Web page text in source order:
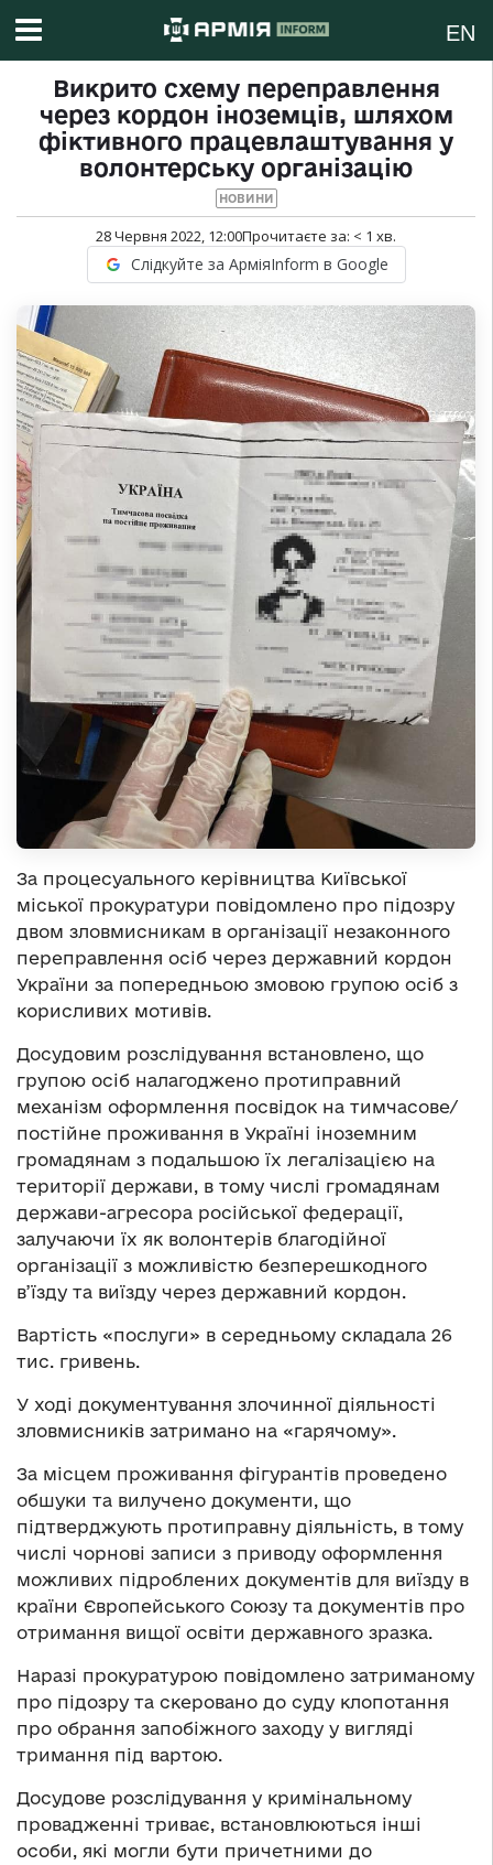
EN
Викрито схему переправлення
через кордон іноземців, шляхом
фіктивного працевлаштування у
волонтерську організацію
НОВИНИ
28 Червня 2022, 12:00Прочитаєте за: < 1 хв.
Слідкуйте за АрміяInform в Google
За процесуального керівництва Київської
міської прокуратури повідомлено про підозру
двом зловмисникам в організації незаконного
переправлення осіб через державний кордон
України за попередньою змовою групою осіб з
корисливих мотивів.
Досудовим розслідування встановлено, що
групою осіб налагоджено протиправний
механізм оформлення посвідок на тимчасове/
постійне проживання в Україні іноземним
громадянам з подальшою їх легалізацією на
території держави, в тому числі громадянам
держави-агресора російської федерації,
залучаючи їх як волонтерів благодійної
організації з можливістю безперешкодного
в’їзду та виїзду через державний кордон.
Вартість «послуги» в середньому складала 26
тис. гривень.
У ході документування злочинної діяльності
зловмисників затримано на «гарячому».
За місцем проживання фігурантів проведено
обшуки та вилучено документи, що
підтверджують протиправну діяльність, в тому
числі чорнові записи з приводу оформлення
можливих підроблених документів для виїзду в
країни Європейського Союзу та документів про
отримання вищої освіти державного зразка.
Наразі прокуратурою повідомлено затриманому
про підозру та скеровано до суду клопотання
про обрання запобіжного заходу у вигляді
тримання під вартою.
Досудове розслідування у кримінальному
провадженні триває, встановлюються інші
особи, які могли бути причетними до